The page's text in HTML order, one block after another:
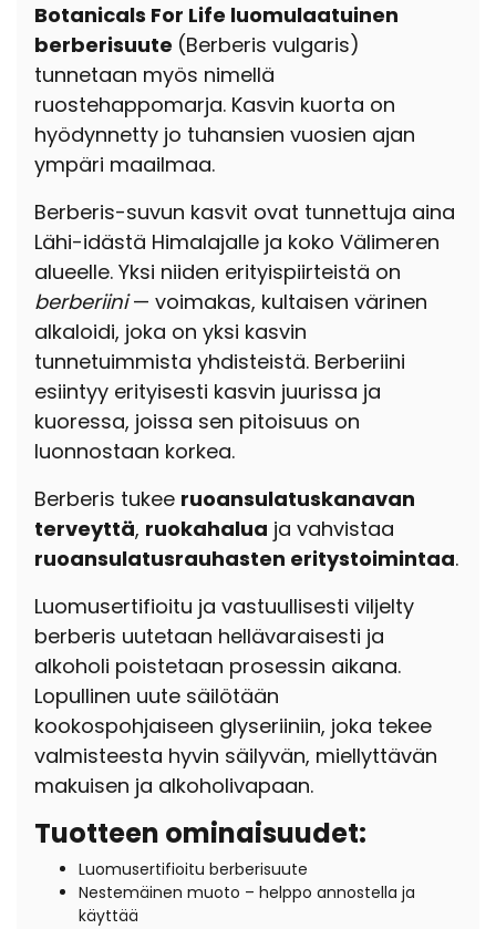
Botanicals For Life luomulaatuinen
berberisuute (Berberis vulgaris)
tunnetaan myös nimellä
ruostehappomarja. Kasvin kuorta on
hyödynnetty jo tuhansien vuosien ajan
ympäri maailmaa.
Berberis-suvun kasvit ovat tunnettuja aina
Lähi-idästä Himalajalle ja koko Välimeren
alueelle. Yksi niiden erityispiirteistä on
berberiini— voimakas, kultaisen värinen
alkaloidi, joka on yksi kasvin
tunnetuimmista yhdisteistä. Berberiini
esiintyy erityisesti kasvin juurissa ja
kuoressa, joissa sen pitoisuus on
luonnostaan korkea.
Berberis tukee ruoansulatuskanavan
terveyttä, ruokahalua ja vahvistaa
ruoansulatusrauhasten eritystoimintaa.
Luomusertifioitu ja vastuullisesti viljelty
berberis uutetaan hellävaraisesti ja
alkoholi poistetaan prosessin aikana.
Lopullinen uute säilötään
kookospohjaiseen glyseriiniin, joka tekee
valmisteesta hyvin säilyvän, miellyttävän
makuisen ja alkoholivapaan.
Tuotteen ominaisuudet:
Luomusertifioitu berberisuute
Nestemäinen muoto – helppo annostella ja
käyttää